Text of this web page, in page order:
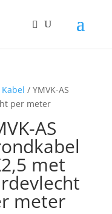
Kabel / YMVK-AS
per meter
AS
met
meter